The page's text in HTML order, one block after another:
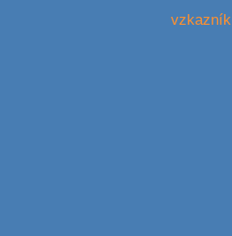
vzkazník